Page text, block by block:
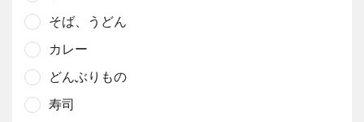
そば、うどん
カレー
どんぶりもの
寿司